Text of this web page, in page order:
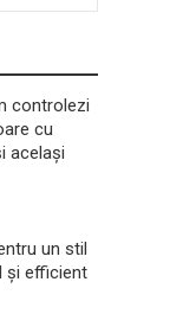
controlezi
cu
același
un stil
și efficient